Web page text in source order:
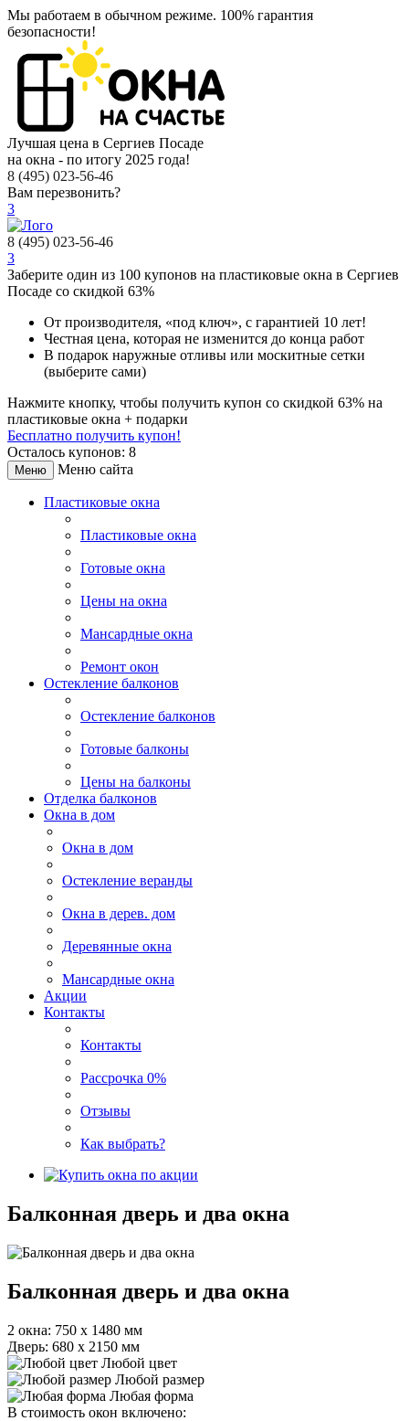
Мы работаем в обычном режиме. 100% гарантия
безопасности!
Лучшая цена в Сергиев Посаде
на окна - по итогу 2025 года!
8 (495) 023-56-46
Вам перезвонить?
3
8 (495) 023-56-46
3
Заберите один из 100 купонов на пластиковые окна в Сергиев
Посаде со скидкой 63%
От производителя, «под ключ», с гарантией 10 лет!
Честная цена, которая не изменится до конца работ
В подарок наружные отливы или москитные сетки
(выберите сами)
Нажмите кнопку, чтобы получить купон со скидкой 63% на
пластиковые окна + подарки
Бесплатно получить купон!
Осталось купонов: 8
Меню Меню сайта
Пластиковые окна
Пластиковые окна
Готовые окна
Цены на окна
Мансардные окна
Ремонт окон
Остекление балконов
Остекление балконов
Готовые балконы
Цены на балконы
Отделка балконов
Окна в дом
Окна в дом
Остекление веранды
Окна в дерев. дом
Деревянные окна
Мансардные окна
Акции
Контакты
Контакты
Рассрочка 0%
Отзывы
Как выбрать?
Балконная дверь и два окна
Балконная дверь и два окна
2 окна: 750 х 1480 мм
Дверь: 680 х 2150 мм
Любой цвет
Любой размер
Любая форма
В стоимость окон включено: